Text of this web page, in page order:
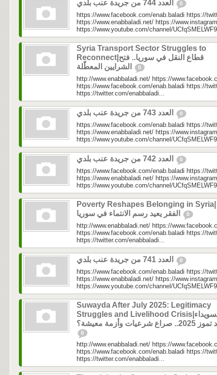
0
https://www.facebook.com/enab.baladi https://
https://www.enabbaladi.net/ https://
https://www.youtube.com/channel/
Syria Transport Sector Struggles to
Reconnect|قطاع النقل في سوريا.. فتح
0
http://www.enabbaladi.net/ https://
https://www.facebook.com/enab.baladi https://
https://twitter.com/enabbaladi...
0
https://www.facebook.com/enab.baladi https://
https://www.enabbaladi.net/ https://
https://www.youtube.com/channel/
0
https://www.facebook.com/enab.baladi https://
https://www.enabbaladi.net/ https://
https://www.youtube.com/channel/
Poverty Reshapes Belonging in Syria|
0
http://www.enabbaladi.net/ https://
https://www.facebook.com/enab.baladi https://
https://twitter.com/enabbaladi...
0
https://www.facebook.com/enab.baladi https://
https://www.enabbaladi.net/ https://
https://www.youtube.com/channel/
Suwayda After July 2025: Legitimacy
Struggles and Livelihood Crisis|السويداء
صراع شرعيات وأزمة معيشة؟
0
http://www.enabbaladi.net/ https://
https://www.facebook.com/enab.baladi https://
https://twitter.com/enabbaladi...